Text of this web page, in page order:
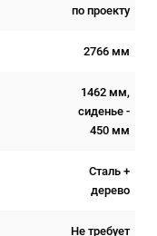
по проекту
2766 мм
1462 мм,
сиденье -
450 мм
Сталь +
дерево
Не требует